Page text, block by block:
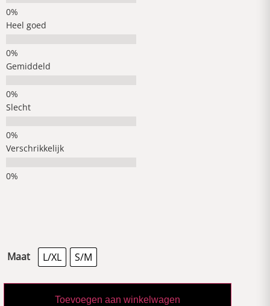
Heel goed
Gemiddeld
Slecht
Verschrikkelijk
Maat L/XL S/M
Toevoegen aan winkelwagen